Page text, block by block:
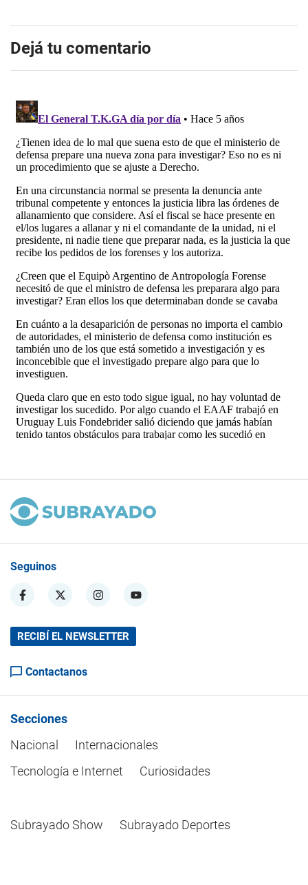
Dejá tu comentario
Seguinos
RECIBÍ EL NEWSLETTER
Contactanos
Secciones
Nacional
Internacionales
Tecnología e Internet
Curiosidades
Subrayado Show Subrayado Deportes